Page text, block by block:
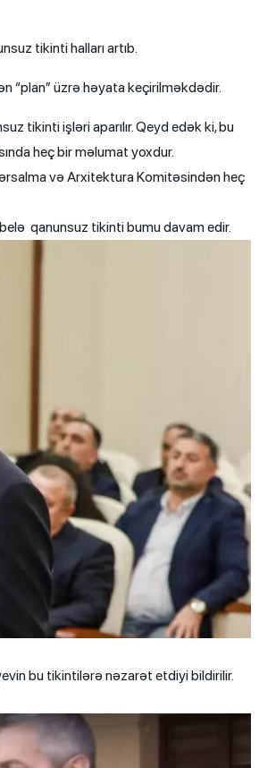
tikinti halları artıb.
“plan” üzrə həyata keçirilməkdədir.
tikinti işləri aparılır. Qeyd edək ki, bu
heç bir məlumat yoxdur.
və Arxitektura Komitəsindən heç
qanunsuz tikinti bumu davam edir.
bu tikintilərə nəzarət etdiyi bildirilir.